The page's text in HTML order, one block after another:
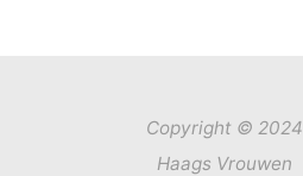
Copyright © 2024
Haags Vrouwen